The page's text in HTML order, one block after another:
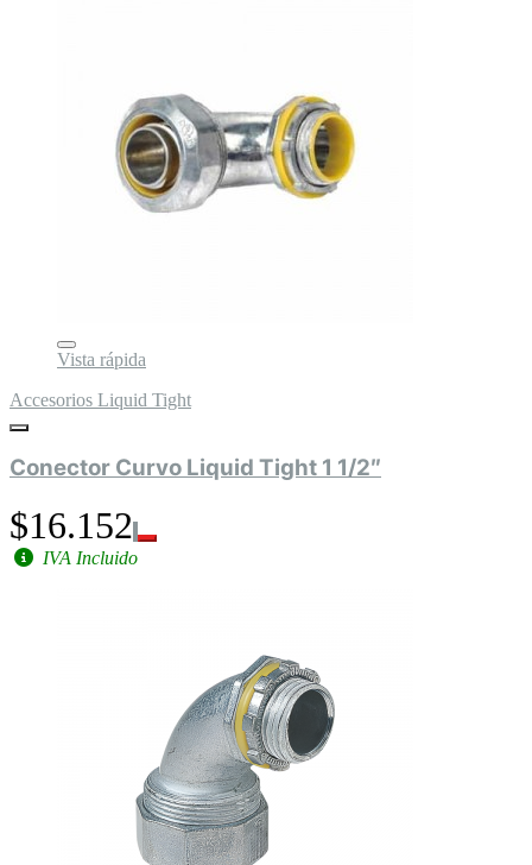
Vista rápida
Accesorios Liquid Tight
Conector Curvo Liquid Tight 1 1/2″
$16.152
IVA Incluido